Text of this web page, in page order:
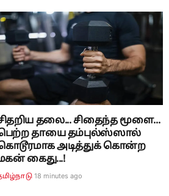
தலை... சிதைந்த மூளை...
தாயை தம்புல்ஸ்ஸால்
அடித்துக் கொன்ற
கைது...!
18 minutes ago